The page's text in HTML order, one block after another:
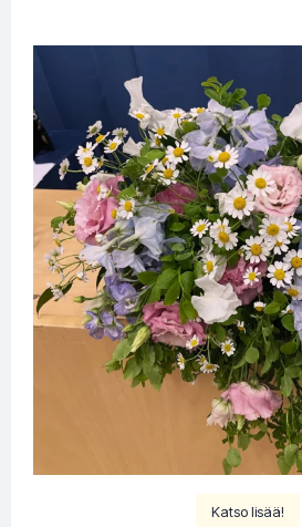
Katso lisää!